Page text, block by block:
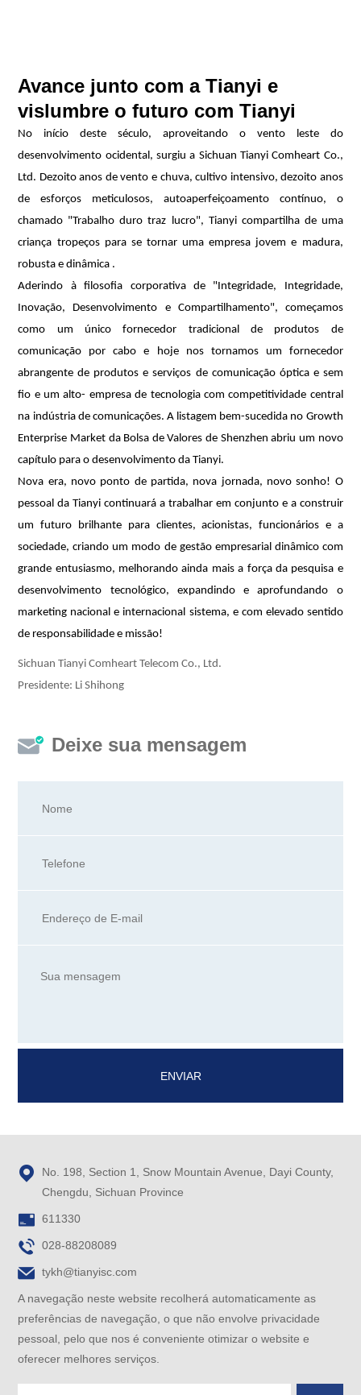
Avance junto com a Tianyi e
vislumbre o futuro com Tianyi
No início deste século, aproveitando o vento leste do
desenvolvimento ocidental, surgiu a Sichuan Tianyi Comheart Co.,
Ltd. Dezoito anos de vento e chuva, cultivo intensivo, dezoito anos
de esforços meticulosos, autoaperfeiçoamento contínuo, o
chamado "Trabalho duro traz lucro", Tianyi compartilha de uma
criança tropeços para se tornar uma empresa jovem e madura,
robusta e dinâmica .
Aderindo à filosofia corporativa de "Integridade, Integridade,
Inovação, Desenvolvimento e Compartilhamento", começamos
como um único fornecedor tradicional de produtos de
comunicação por cabo e hoje nos tornamos um fornecedor
abrangente de produtos e serviços de comunicação óptica e sem
fio e um alto- empresa de tecnologia com competitividade central
na indústria de comunicações. A listagem bem-sucedida no Growth
Enterprise Market da Bolsa de Valores de Shenzhen abriu um novo
capítulo para o desenvolvimento da Tianyi.
Nova era, novo ponto de partida, nova jornada, novo sonho! O
pessoal da Tianyi continuará a trabalhar em conjunto e a construir
um futuro brilhante para clientes, acionistas, funcionários e a
sociedade, criando um modo de gestão empresarial dinâmico com
grande entusiasmo, melhorando ainda mais a força da pesquisa e
desenvolvimento tecnológico, expandindo e aprofundando o
marketing nacional e internacional sistema, e com elevado sentido
de responsabilidade e missão!
Sichuan Tianyi Comheart Telecom Co., Ltd.
Presidente: Li Shihong
Deixe sua mensagem
ENVIAR

No. 198, Section 1, Snow Mountain Avenue, Dayi County,
Chengdu, Sichuan Province
 611330
 028-88208089
 tykh@tianyisc.com
A navegação neste website recolherá automaticamente as
preferências de navegação, o que não envolve privacidade
pessoal, pelo que nos é conveniente otimizar o website e
oferecer melhores serviços.